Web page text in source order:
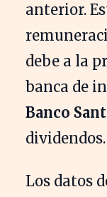
anterior.
debe a la
banca de
Banco
dividendos.
Los datos